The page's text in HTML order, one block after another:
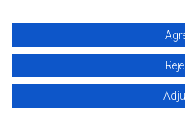
一般社団法人組み込みシ